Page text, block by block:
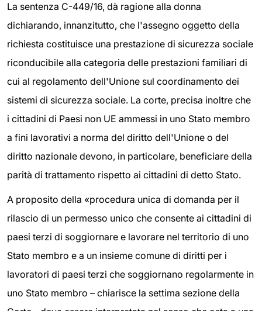
La sentenza C-449/16, dà ragione alla donna
dichiarando, innanzitutto, che l'assegno oggetto della
richiesta costituisce una prestazione di sicurezza sociale
riconducibile alla categoria delle prestazioni familiari di
cui al regolamento dell'Unione sul coordinamento dei
sistemi di sicurezza sociale. La corte, precisa inoltre che
i cittadini di Paesi non UE ammessi in uno Stato membro
a fini lavorativi a norma del diritto dell'Unione o del
diritto nazionale devono, in particolare, beneficiare della
parità di trattamento rispetto ai cittadini di detto Stato.
A proposito della «procedura unica di domanda per il
rilascio di un permesso unico che consente ai cittadini di
paesi terzi di soggiornare e lavorare nel territorio di uno
Stato membro e a un insieme comune di diritti per i
lavoratori di paesi terzi che soggiornano regolarmente in
uno Stato membro – chiarisce la settima sezione della